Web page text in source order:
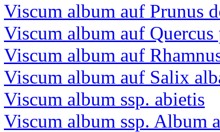
Viscum album auf Prunus
Viscum album auf Quercus
Viscum album auf
Viscum album auf Salix
Viscum album ssp. abietis
Viscum album ssp. Album